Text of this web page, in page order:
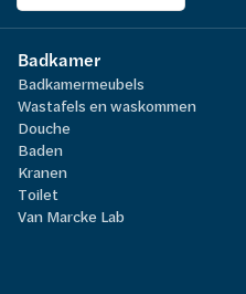
Badkamer
Badkamermeubels
Wastafels en waskommen
Douche
Baden
Kranen
Toilet
Van Marcke Lab